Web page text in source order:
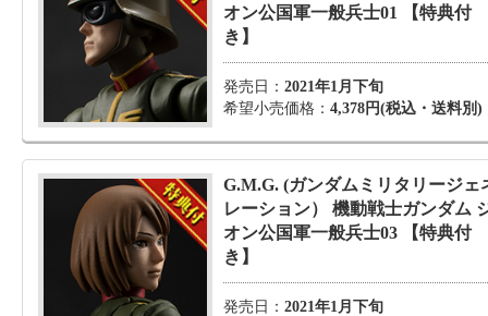
オン公国軍一般兵士01 【特典付
き】
発売日： 2021年1月下旬
希望小売価格： 4,378円(税込・送料別)
G.M.G. (ガンダムミリタリージェ
レーション） 機動戦士ガンダム
オン公国軍一般兵士03 【特典付
き】
発売日： 2021年1月下旬